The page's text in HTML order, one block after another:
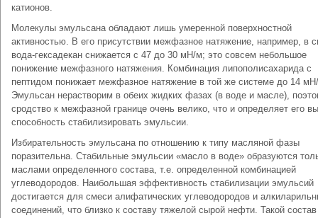
катионов.
Молекулы эмульсана обладают лишь умеренной поверхностной
активностью. В его присутствии межфазное натяжение, например, в
вода-гексадекан снижается с 47 до 30 мН/м; это совсем небольшое
понижение межфазного натяжения. Комбинация липополисахарида с
пептидом понижает межфазное натяжение в той же системе до 14
Эмульсан нерастворим в обеих жидких фазах (в воде и масле),
сродство к межфазной границе очень велико, что и определяет его
способность стабилизировать эмульсии.
Избирательность эмульсана по отношению к типу масляной фазы
поразительна. Стабильные эмульсии «масло в воде» образуются
маслами определенного состава, т.е. определенной комбинацией
углеводородов. Наибольшая эффективность стабилизации эмульсий
достигается для смеси алифатических углеводородов и
соединений, что близко к составу тяжелой сырой нефти. Такой состав